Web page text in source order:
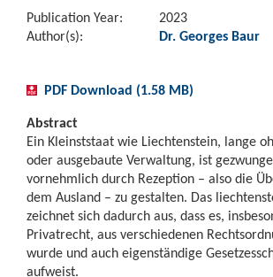
Publication Year:
2023
Author(s):
Dr. Georges Baur
PDF Download (1.58 MB)
Abstract
Ein Kleinststaat wie Liechtenstein, lange
oder ausgebaute Verwaltung, ist
vornehmlich durch Rezeption – also die
dem Ausland – zu gestalten. Das
zeichnet sich dadurch aus, dass es,
Privatrecht, aus verschiedenen
wurde und auch eigenständige
aufweist.